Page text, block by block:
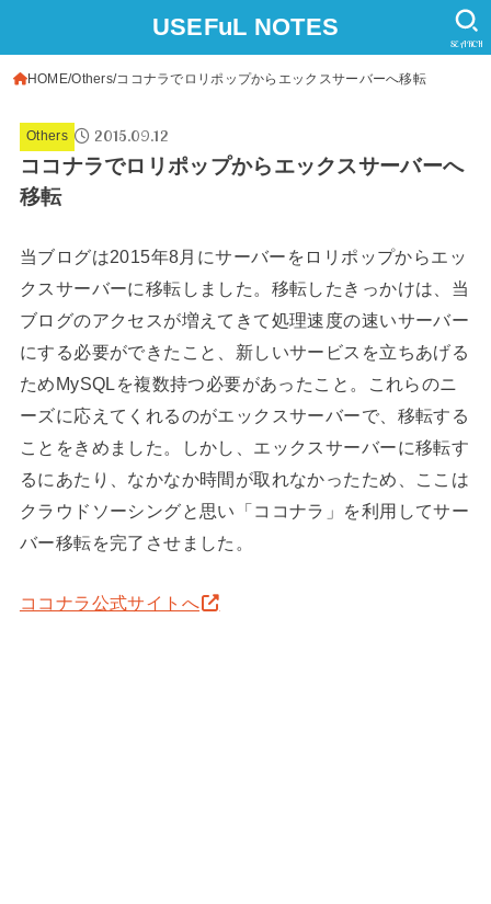
USEFuL NOTES
SEARCH
HOME Others ココナラでロリポップからエックスサーバーへ移転
Others 2015.09.12
ココナラでロリポップからエックスサーバーへ
移転
当ブログは2015年8月にサーバーをロリポップからエッ
クスサーバーに移転しました。移転したきっかけは、当
ブログのアクセスが増えてきて処理速度の速いサーバー
にする必要ができたこと、新しいサービスを立ちあげる
ためMySQLを複数持つ必要があったこと。これらのニ
ーズに応えてくれるのがエックスサーバーで、移転する
ことをきめました。しかし、エックスサーバーに移転す
るにあたり、なかなか時間が取れなかったため、ここは
クラウドソーシングと思い「ココナラ」を利用してサー
バー移転を完了させました。
ココナラ公式サイトへ